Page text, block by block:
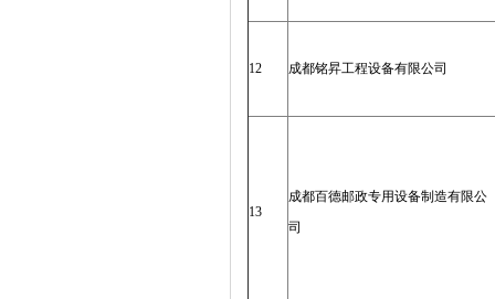
12 成都铭昇工程设备有限公司
13
成都百德邮政专用设备制造有限公
司